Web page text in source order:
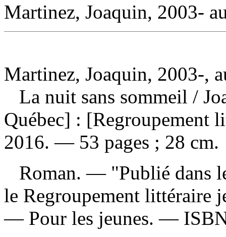
Martinez, Joaquin, 2003-
Martinez, Joaquin, 2003-,
La nuit sans sommeil /
Québec] : [Regroupement
2016. — 53 pages ; 28 cm.
Roman. — "Publié dans
le Regroupement littéraire
— Pour les jeunes. —